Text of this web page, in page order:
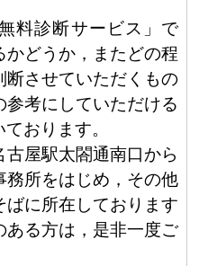
料診断サービス」で
どうか，またどの程
断させていただくもの
考にしていただける
おります。
屋駅太閤通南口から
所をはじめ，その他
に所在しております
る方は，是非一度ご